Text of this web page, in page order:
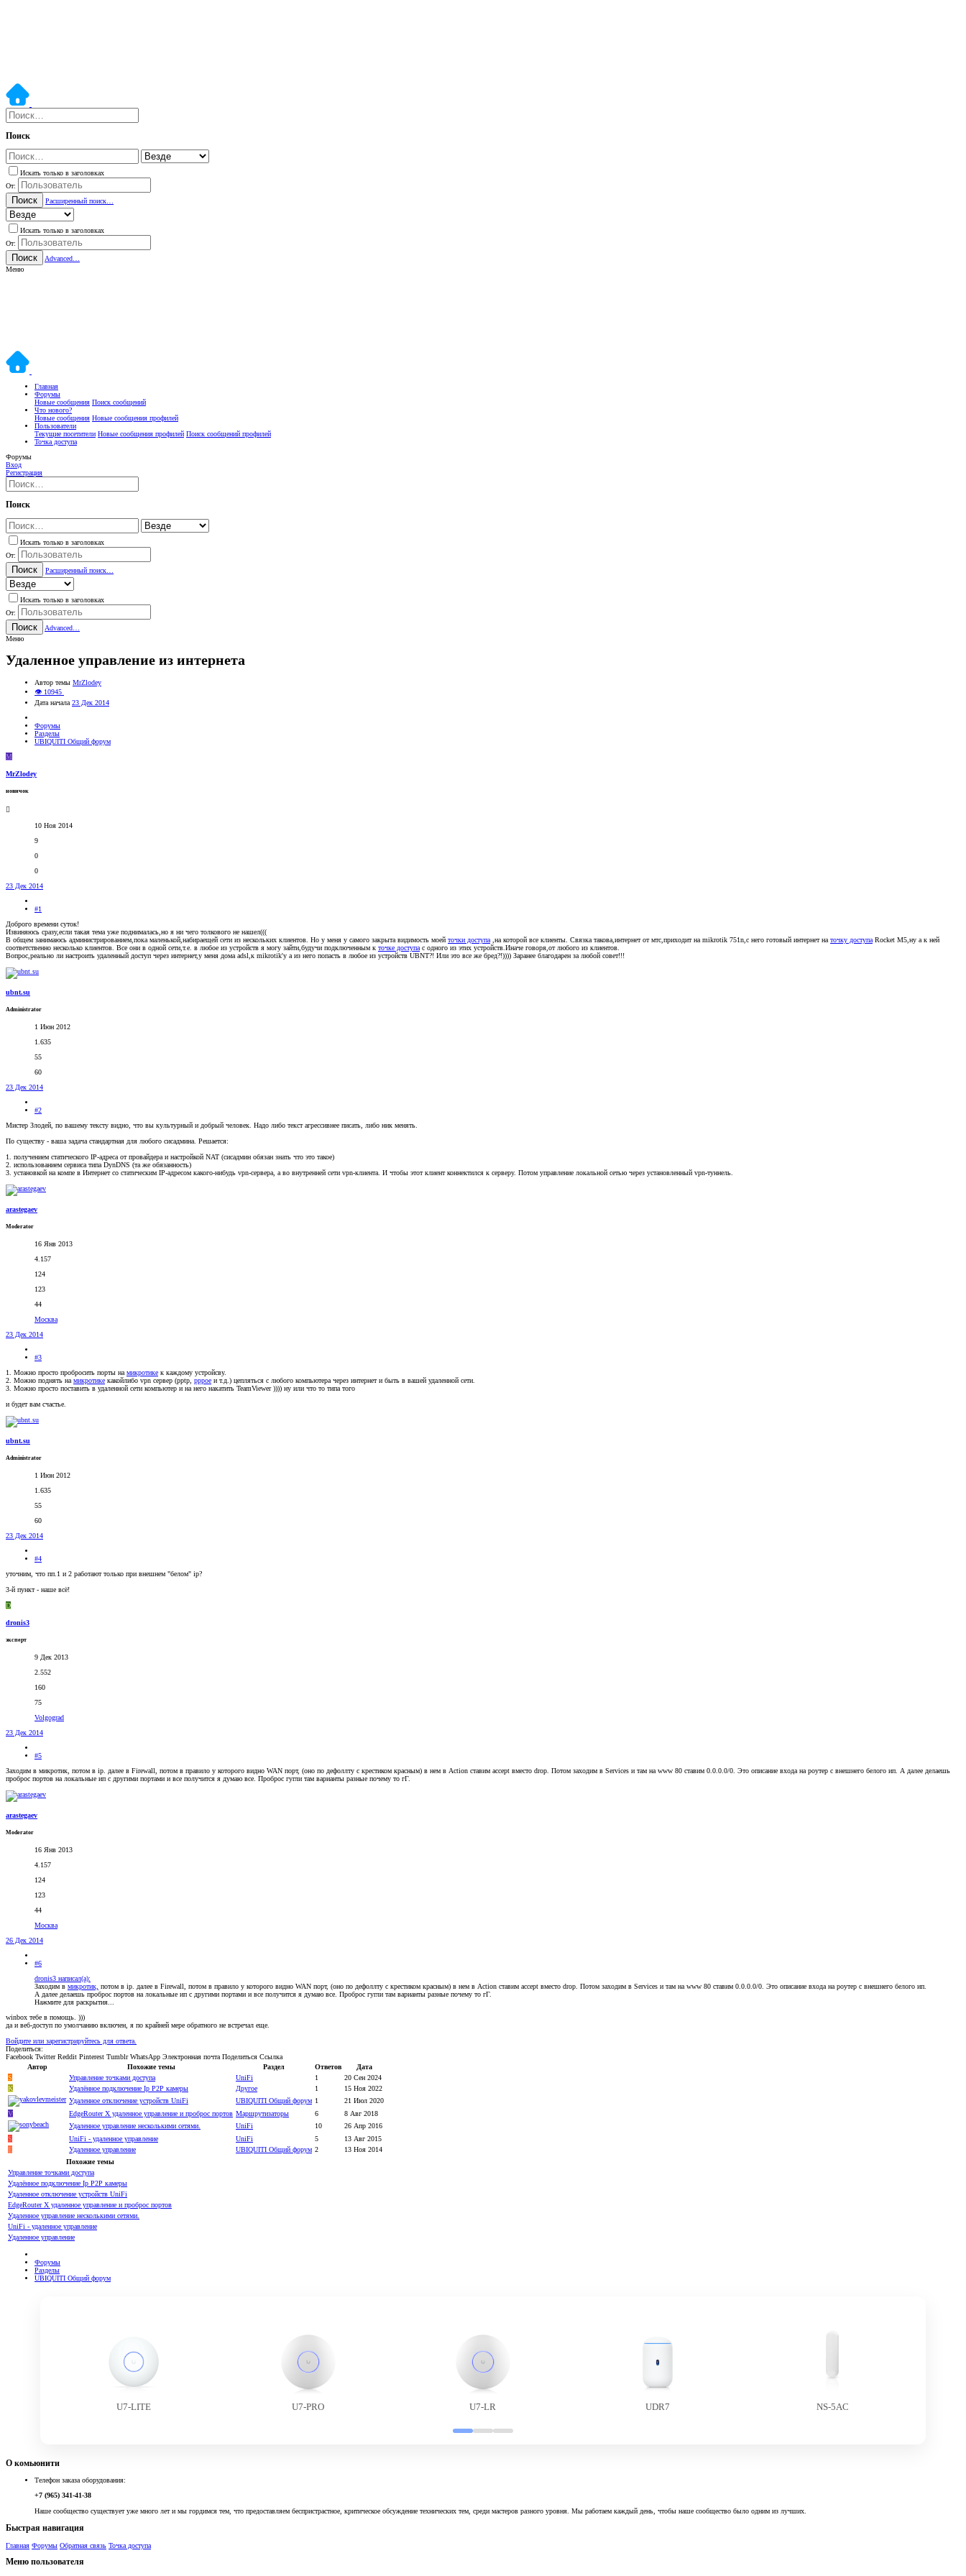
Поиск
Искать только в заголовках
От:
Поиск Расширенный поиск…
Искать только в заголовках
От:
Поиск
Advanced…
Меню
Главная
Форумы
Новые сообщения Поиск сообщений
Что нового?
Новые сообщения Новые сообщения профилей
Пользователи
Текущие посетители Новые сообщения профилей Поиск сообщений профилей
Точка доступа
Форумы
Вход
Регистрация
Поиск
Искать только в заголовках
От:
Поиск Расширенный поиск…
Искать только в заголовках
От:
Поиск
Advanced…
Меню
Удаленное управление из интернета
Автор темы MrZlodey
👁 10945
Дата начала 23 Дек 2014
Форумы
Разделы
UBIQUITI Общий форум
M
MrZlodey
новичок
10 Ноя 2014
9
0
0
23 Дек 2014
#1
Доброго времени суток!
Извиняюсь сразу,если такая тема уже поднималась,но я ни чего толкового не нашел(((
В общем занимаюсь администрированием,пока маленькой,набираещей сети из нескольких клиентов. Но у меня у самого закрыта видимость моей точки доступа ,на которой все клиенты. Связка такова,интернет от мтс,приходит на mikrotik 751n,с него готовый интернет на точку доступа Rocket M5,ну а к ней
соответственно несколько клиентов. Все они в одной сети,т.е. в любое из устройств я могу зайти,будучи подключенным к точке доступа с одного из этих устройств.Иначе говоря,от любого из клиентов.
Вопрос,реально ли настроить удаленный доступ через интернет,у меня дома adsl,к mikrotik'y а из него попасть в любое из устройств UBNT?! Или это все же бред?!)))) Заранее благодарен за любой совет!!!
ubnt.su
Administrator
1 Июн 2012
1.635
55
60
23 Дек 2014
#2
Мистер Злодей, по вашему тексту видно, что вы культурный и добрый человек. Надо либо текст агрессивнее писать, либо ник менять.
По существу - ваша задача стандартная для любого сисадмина. Решается:
1. получением статического IP-адреса от провайдера и настройкой NAT (сисадмин обязан знать что это такое)
2. использованием сервиса типа DynDNS (та же обязанность)
3. установкой на компе в Интернет со статическим IP-адресом какого-нибудь vpn-сервера, а во внутренней сети vpn-клиента. И чтобы этот клиент коннектился к серверу. Потом управление локальной сетью через установленный vpn-туннель.
arastegaev
Moderator
16 Янв 2013
4.157
124
123
44
Москва
23 Дек 2014
#3
1. Можно просто пробросить порты на микротике к каждому устройсву.
2. Можно поднять на микротике какойлибо vpn сервер (pptp, pppoe и т.д.) цепляться с любого компьютера через интернет и быть в вашей удаленной сети.
3. Можно просто поставить в удаленной сети компьютер и на него накатить TeamViewer )))) ну или что то типа того
и будет вам счастье.
ubnt.su
Administrator
1 Июн 2012
1.635
55
60
23 Дек 2014
#4
уточним, что пп.1 и 2 работают только при внешнем "белом" ip?
3-й пункт - наше всё!
D
dronis3
эксперт
9 Дек 2013
2.552
160
75
Volgograd
23 Дек 2014
#5
Заходим в микротик, потом в ip. далее в Firewall, потом в правило у которого видно WAN порт, (оно по дефоллту с крестиком красным) в нем в Action ставим accept вместо drop. Потом заходим в Services и там на www 80 ставим 0.0.0.0/0. Это описание входа на роутер с внешнего белого ип. А далее делаешь
проброс портов на локальные ип с другими портами и все получится я думаю все. Проброс гугли там варианты разные почему то гГ.
arastegaev
Moderator
16 Янв 2013
4.157
124
123
44
Москва
26 Дек 2014
#6
dronis3 написал(а):
Заходим в микротик, потом в ip. далее в Firewall, потом в правило у которого видно WAN порт, (оно по дефоллту с крестиком красным) в нем в Action ставим accept вместо drop. Потом заходим в Services и там на www 80 ставим 0.0.0.0/0. Это описание входа на роутер с внешнего белого ип.
А далее делаешь проброс портов на локальные ип с другими портами и все получится я думаю все. Проброс гугли там варианты разные почему то гГ.
Нажмите для раскрытия...
winbox тебе в помощь. )))
да и веб-доступ по умолчанию включен, я по крайней мере обратного не встречал еще.
Войдите или зарегистрируйтесь для ответа.
Поделиться:
Facebook Twitter Reddit Pinterest Tumblr WhatsApp Электронная почта Поделиться Ссылка
Автор
Похожие темы Раздел Ответов
Дата
S
Управление точками доступа UniFi 1
20 Сен 2024
K
Удалённое подключение Ip P2P камеры Другое 1
15 Ноя 2022
Удаленное отключение устройств UniFi
UBIQUITI Общий форум 1
21 Июл 2020
V
EdgeRouter X удаленное управление и проброс портов Маршрутизаторы 6
8 Авг 2018
Удаленное управление несколькими сетями.
UniFi 10
26 Апр 2016
S
UniFi - удаленное управление UniFi 5
13 Авг 2015
E
Удаленное управление UBIQUITI Общий форум 2
13 Ноя 2014
Похожие темы
Управление точками доступа
Удалённое подключение Ip P2P камеры
Удаленное отключение устройств UniFi
EdgeRouter X удаленное управление и проброс портов
Удаленное управление несколькими сетями.
UniFi - удаленное управление
Удаленное управление
Форумы
Разделы
UBIQUITI Общий форум
U7-LITE U7-PRO U7-LR UDR7 NS-5AC
О комьюнити
Телефон заказа оборудования:
+7 (965) 341-41-38
Наше сообщество существует уже много лет и мы гордимся тем, что предоставляем беспристрастное, критическое обсуждение технических тем, среди мастеров разного уровня. Мы работаем каждый день, чтобы наше сообщество было одним из лучших.
Быстрая навигация
Главная Форумы Обратная связь Точка доступа
Меню пользователя